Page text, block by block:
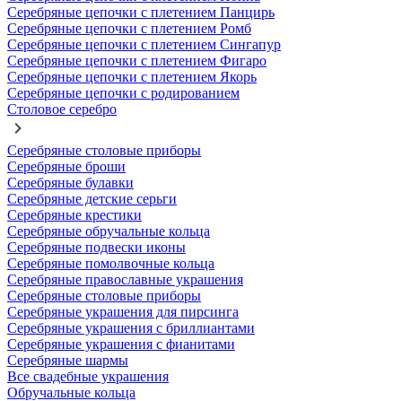
Серебряные цепочки с плетением Панцирь
Серебряные цепочки с плетением Ромб
Серебряные цепочки с плетением Сингапур
Серебряные цепочки с плетением Фигаро
Серебряные цепочки с плетением Якорь
Серебряные цепочки с родированием
Столовое серебро
Серебряные столовые приборы
Серебряные броши
Серебряные булавки
Серебряные детские серьги
Серебряные крестики
Серебряные обручальные кольца
Серебряные подвески иконы
Серебряные помолвочные кольца
Серебряные православные украшения
Серебряные столовые приборы
Серебряные украшения для пирсинга
Серебряные украшения с бриллиантами
Серебряные украшения с фианитами
Серебряные шармы
Все свадебные украшения
Обручальные кольца